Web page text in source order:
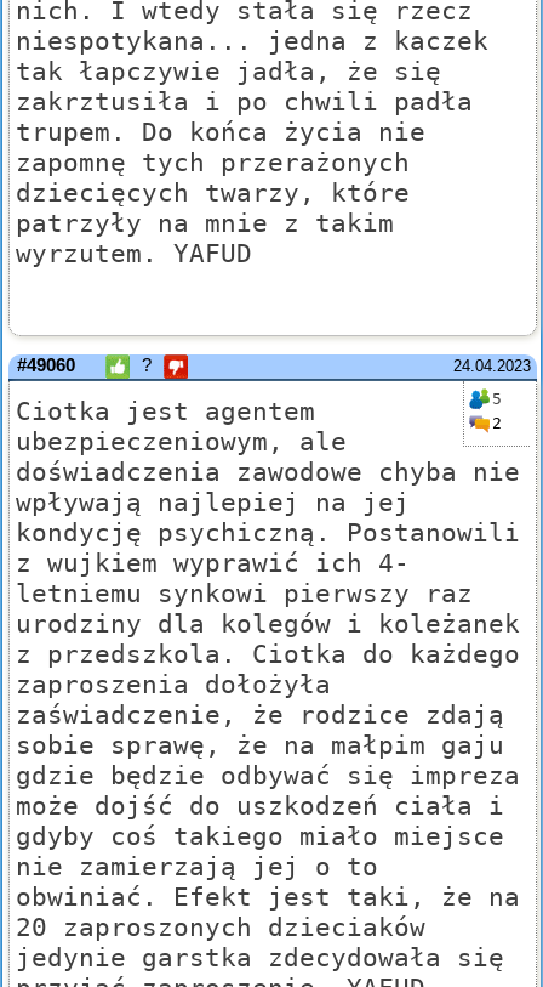
nich. I wtedy stała się rzecz
niespotykana... jedna z kaczek
tak łapczywie jadła, że się
zakrztusiła i po chwili padła
trupem. Do końca życia nie
zapomnę tych przerażonych
dziecięcych twarzy, które
patrzyły na mnie z takim
wyrzutem. YAFUD
24.04.2023
#49060 ?
5
2
Ciotka jest agentem
ubezpieczeniowym, ale
doświadczenia zawodowe chyba nie
wpływają najlepiej na jej
kondycję psychiczną. Postanowili
z wujkiem wyprawić ich 4-
letniemu synkowi pierwszy raz
urodziny dla kolegów i koleżanek
z przedszkola. Ciotka do każdego
zaproszenia dołożyła
zaświadczenie, że rodzice zdają
sobie sprawę, że na małpim gaju
gdzie będzie odbywać się impreza
może dojść do uszkodzeń ciała i
gdyby coś takiego miało miejsce
nie zamierzają jej o to
obwiniać. Efekt jest taki, że na
20 zaproszonych dzieciaków
jedynie garstka zdecydowała się